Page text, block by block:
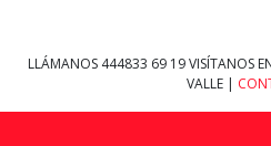
LLÁMANOS 444833 69 19VISÍTANOS
VALLE |